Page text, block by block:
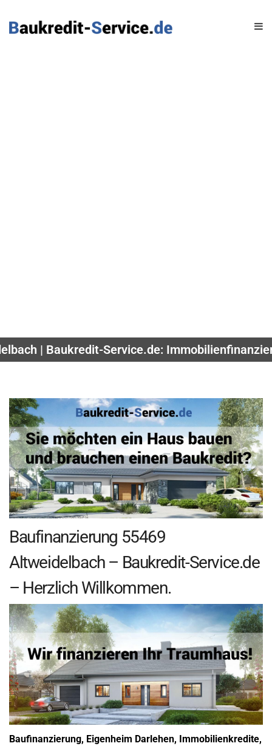
| Baukredit-Service.de:
Baufinanzierung 55469
Altweidelbach – Baukredit-Service.de
– Herzlich Willkommen.
Baufinanzierung, Eigenheim Darlehen, Immobilienkredite,